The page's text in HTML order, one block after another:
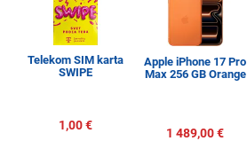
Telekom SIM karta
SWIPE
1,00 €
Apple iPhone 17 Pro
Max 256 GB Orange
1 489,00 €